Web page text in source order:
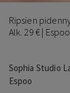
Ripsien
Alk. 29 € |
Sophia Studio
Espoo